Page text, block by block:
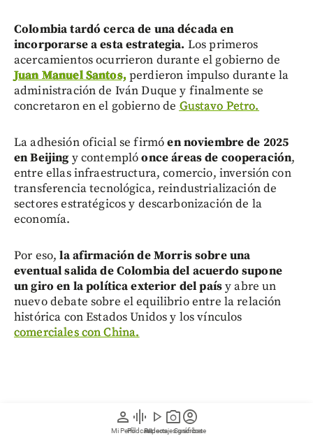
person
Mi Perfil
graphic_eq
Pódcast
play_arrow
Videos
photo_camera
Reportajes gráficos
account_circle
Suscríbete
Colombia tardó cerca de una década en
incorporarse a esta estrategia. Los primeros
acercamientos ocurrieron durante el gobierno de
Juan Manuel Santos, perdieron impulso durante la
administración de Iván Duque y finalmente se
concretaron en el gobierno deGustavo Petro.
La adhesión oficial se firmóen noviembre de 2025
en Beijing y contemplóonce áreas de cooperación,
entre ellas infraestructura, comercio, inversión con
transferencia tecnológica, reindustrialización de
sectores estratégicos y descarbonización de la
economía.
Por eso,la afirmación de Morris sobre una
eventual salida de Colombia del acuerdo supone
un giro en la política exterior del paísy abre un
nuevo debate sobre el equilibrio entre la relación
histórica con Estados Unidos y los vínculos
comerciales con China.